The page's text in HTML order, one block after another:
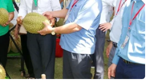
Bản tăng điểm khi các nhà giao
đợt sụt giảm gần đây, còn chứng
đã giảm phiên thứ tư liên tiếp vì sự tái
19.